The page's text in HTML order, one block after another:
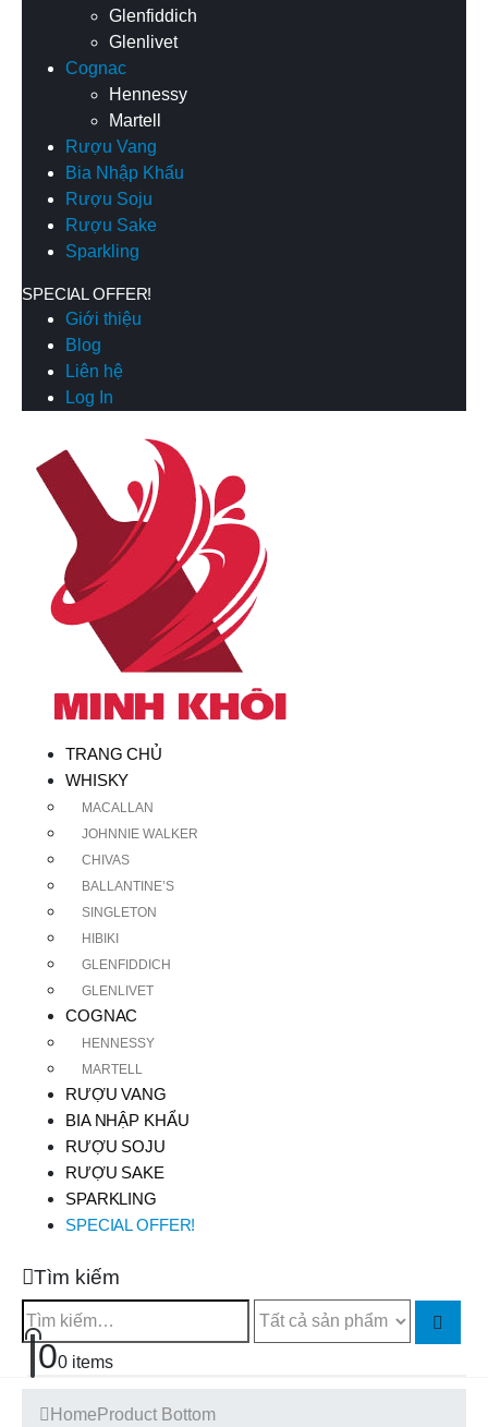
Glenfiddich
Glenlivet
Cognac
Hennessy
Martell
Rượu Vang
Bia Nhập Khẩu
Rượu Soju
Rượu Sake
Sparkling
SPECIAL OFFER!
Giới thiệu
Blog
Liên hệ
Log In
TRANG CHỦ
WHISKY
MACALLAN
JOHNNIE WALKER
CHIVAS
BALLANTINE’S
SINGLETON
HIBIKI
GLENFIDDICH
GLENLIVET
COGNAC
HENNESSY
MARTELL
RƯỢU VANG
BIA NHẬP KHẨU
RƯỢU SOJU
RƯỢU SAKE
SPARKLING
SPECIAL OFFER!
Tìm kiếm
00 items
Home Product Bottom